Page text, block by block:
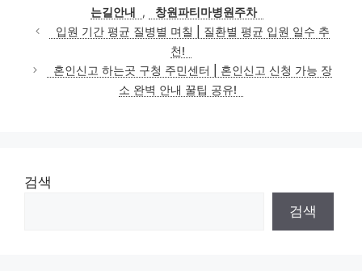
는길안내
,
창원파티마병원주차
입원 기간 평균 질병별 며칠 | 질환별 평균 입원 일수 추
천!
혼인신고 하는곳 구청 주민센터 | 혼인신고 신청 가능 장
소 완벽 안내 꿀팁 공유!
검색
검색